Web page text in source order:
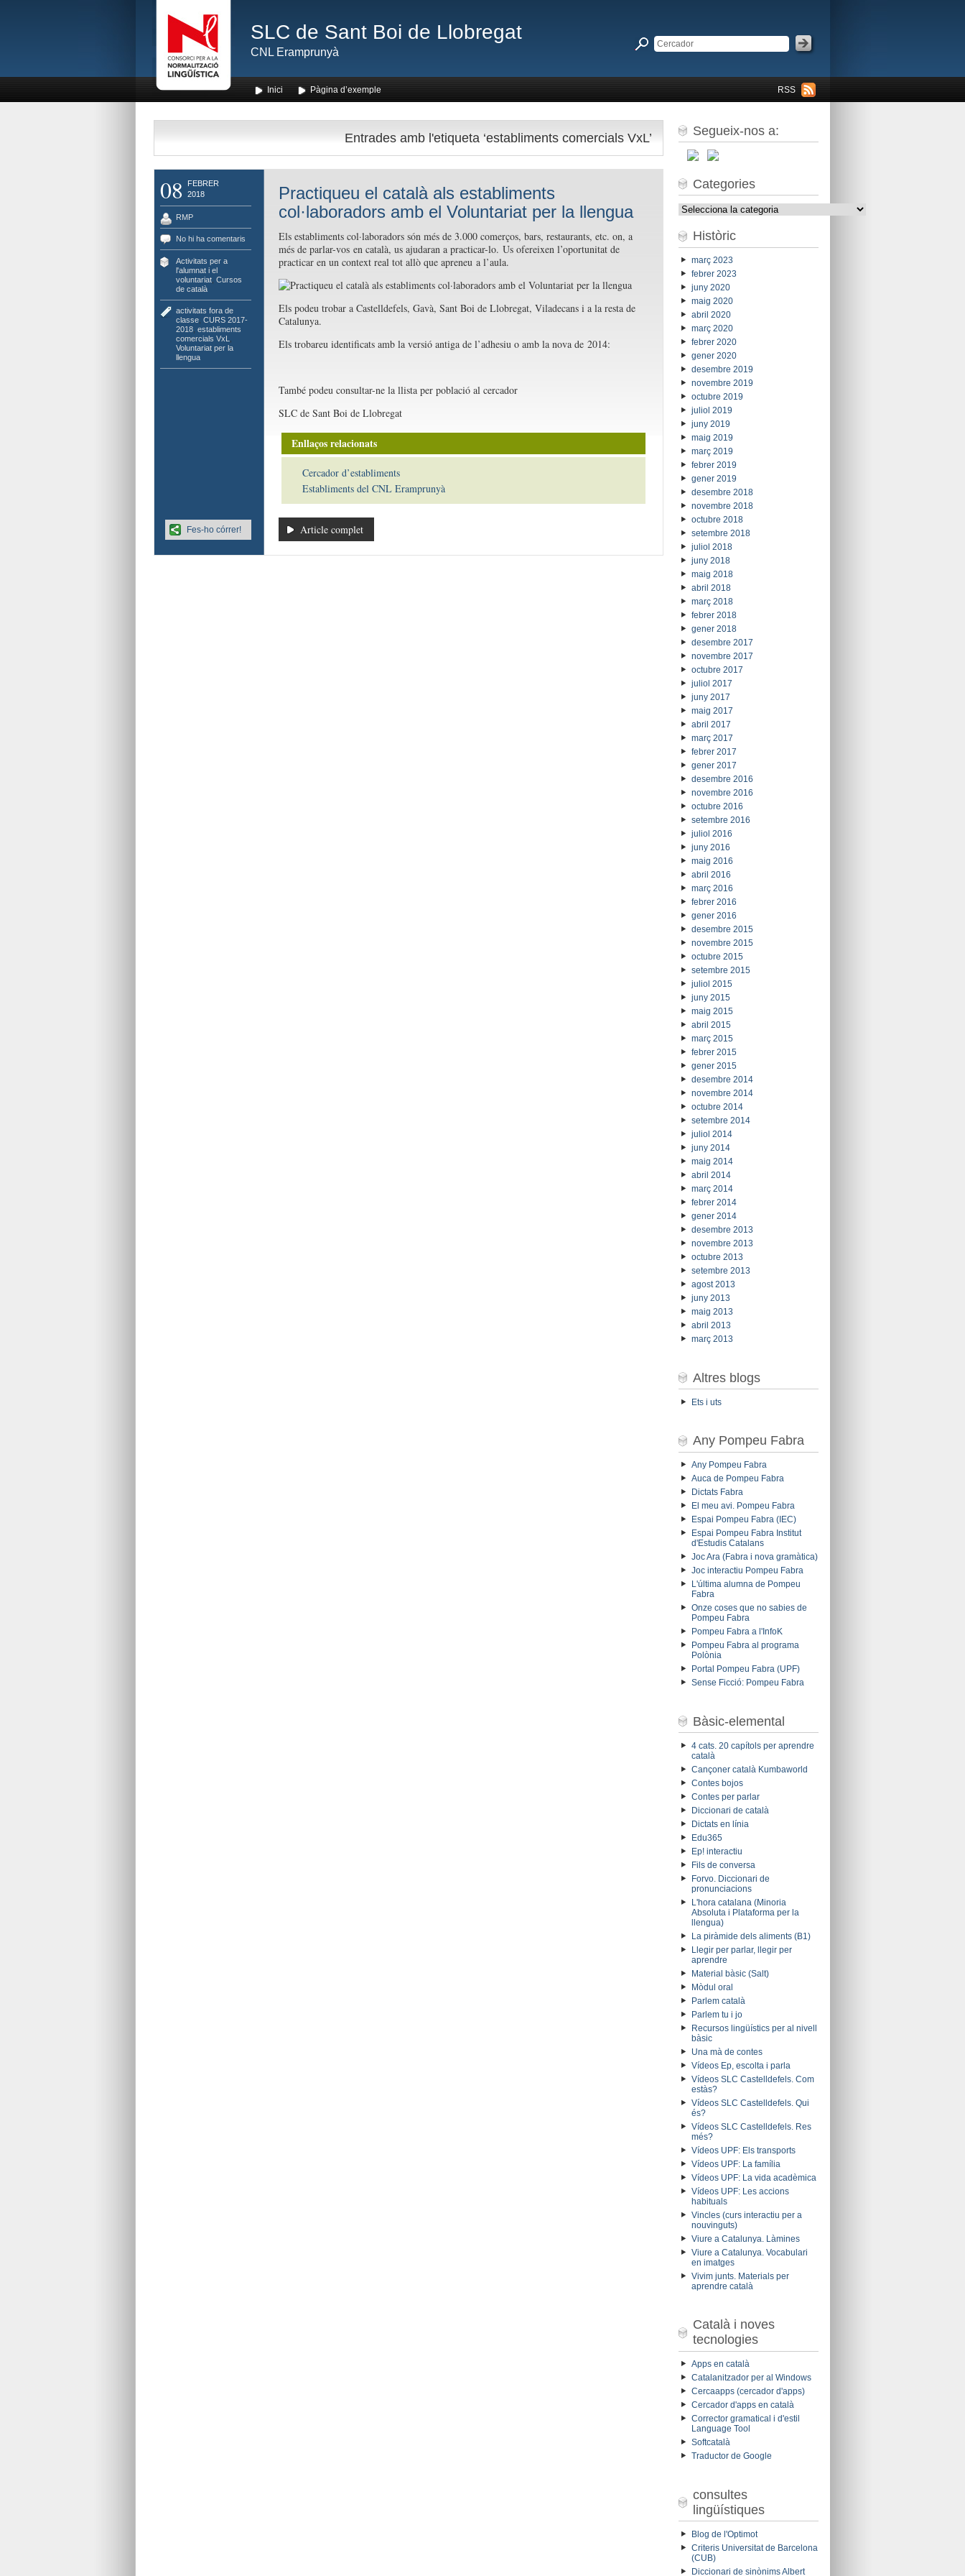
SLC de Sant Boi de Llobregat
CNL Eramprunyà
RSS
Inici Pàgina d’exemple
Entrades amb l'etiqueta ‘establiments comercials VxL’
08
FEBRER
2018
RMP
No hi ha comentaris
Activitats per a
l'alumnat i el
voluntariat, Cursos
de català
activitats fora de
classe, CURS 2017-
2018, establiments
comercials VxL
Voluntariat per la
llengua
Practiqueu el català als establiments
col·laboradors amb el Voluntariat per la llengua
Els establiments col·laboradors són més de 3.000 comerços, bars, restaurants, etc. on, a
més de parlar-vos en català, us ajudaran a practicar-lo. Us ofereixen l’oportunitat de
practicar en un context real tot allò que apreneu a l’aula.
Els podeu trobar a Castelldefels, Gavà, Sant Boi de Llobregat, Viladecans i a la resta de
Catalunya.
Els trobareu identificats amb la versió antiga de l’adhesiu o amb la nova de 2014:
També podeu consultar-ne la llista per població al cercador
SLC de Sant Boi de Llobregat
Enllaços relacionats
Cercador d’establiments
Establiments del CNL Eramprunyà
Article complet
Fes-ho córrer!
Segueix-nos a:
Categories
Categories
Històric
març 2023
febrer 2023
juny 2020
maig 2020
abril 2020
març 2020
febrer 2020
gener 2020
desembre 2019
novembre 2019
octubre 2019
juliol 2019
juny 2019
maig 2019
març 2019
febrer 2019
gener 2019
desembre 2018
novembre 2018
octubre 2018
setembre 2018
juliol 2018
juny 2018
maig 2018
abril 2018
març 2018
febrer 2018
gener 2018
desembre 2017
novembre 2017
octubre 2017
juliol 2017
juny 2017
maig 2017
abril 2017
març 2017
febrer 2017
gener 2017
desembre 2016
novembre 2016
octubre 2016
setembre 2016
juliol 2016
juny 2016
maig 2016
abril 2016
març 2016
febrer 2016
gener 2016
desembre 2015
novembre 2015
octubre 2015
setembre 2015
juliol 2015
juny 2015
maig 2015
abril 2015
març 2015
febrer 2015
gener 2015
desembre 2014
novembre 2014
octubre 2014
setembre 2014
juliol 2014
juny 2014
maig 2014
abril 2014
març 2014
febrer 2014
gener 2014
desembre 2013
novembre 2013
octubre 2013
setembre 2013
agost 2013
juny 2013
maig 2013
abril 2013
març 2013
Altres blogs
Ets i uts
Any Pompeu Fabra
Any Pompeu Fabra
Auca de Pompeu Fabra
Dictats Fabra
El meu avi. Pompeu Fabra
Espai Pompeu Fabra (IEC)
Espai Pompeu Fabra Institut
d'Estudis Catalans
Joc Ara (Fabra i nova gramàtica)
Joc interactiu Pompeu Fabra
L'última alumna de Pompeu
Fabra
Onze coses que no sabies de
Pompeu Fabra
Pompeu Fabra a l'InfoK
Pompeu Fabra al programa
Polònia
Portal Pompeu Fabra (UPF)
Sense Ficció: Pompeu Fabra
Bàsic-elemental
4 cats. 20 capítols per aprendre
català
Cançoner català Kumbaworld
Contes bojos
Contes per parlar
Diccionari de català
Dictats en línia
Edu365
Ep! interactiu
Fils de conversa
Forvo. Diccionari de
pronunciacions
L'hora catalana (Minoria
Absoluta i Plataforma per la
llengua)
La piràmide dels aliments (B1)
Llegir per parlar, llegir per
aprendre
Material bàsic (Salt)
Mòdul oral
Parlem català
Parlem tu i jo
Recursos lingüístics per al nivell
bàsic
Una mà de contes
Vídeos Ep, escolta i parla
Vídeos SLC Castelldefels. Com
estàs?
Vídeos SLC Castelldefels. Qui
és?
Vídeos SLC Castelldefels. Res
més?
Vídeos UPF: Els transports
Vídeos UPF: La família
Vídeos UPF: La vida acadèmica
Vídeos UPF: Les accions
habituals
Vincles (curs interactiu per a
nouvinguts)
Viure a Catalunya. Làmines
Viure a Catalunya. Vocabulari
en imatges
Vivim junts. Materials per
aprendre català
Català i noves
tecnologies
Apps en català
Catalanitzador per al Windows
Cercaapps (cercador d'apps)
Cercador d'apps en català
Corrector gramatical i d'estil
Language Tool
Softcatalà
Traductor de Google
consultes
lingüístiques
Blog de l'Optimot
Criteris Universitat de Barcelona
(CUB)
Diccionari de sinònims Albert